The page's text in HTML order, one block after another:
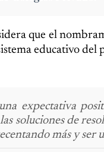
que el
educativo
expectativa
soluciones de
más y ser